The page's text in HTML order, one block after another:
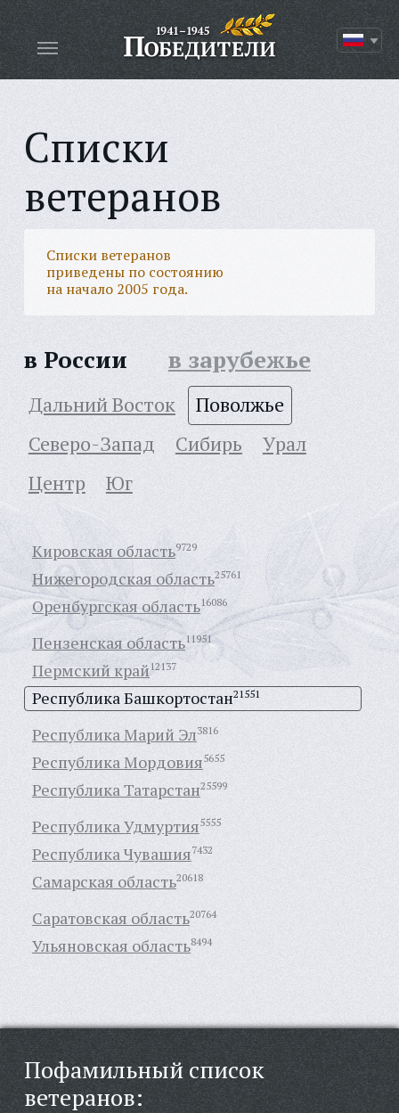
Списки
ветеранов
Списки ветеранов
приведены по состоянию
на начало 2005 года.
в России в зарубежье
Дальний Восток
Поволжье
Северо-Запад
Сибирь
Урал
Центр
Юг
Кировская область9729
Нижегородская область25761
Оренбургская область16086
Пензенская область11951
Пермский край 12137
Республика Башкортостан21551
Республика Марий Эл3816
Республика Мордовия5655
Республика Татарстан25599
Республика Удмуртия5555
Республика Чувашия7432
Самарская область20618
Саратовская область20764
Ульяновская область8494
Пофамильный список
ветеранов: